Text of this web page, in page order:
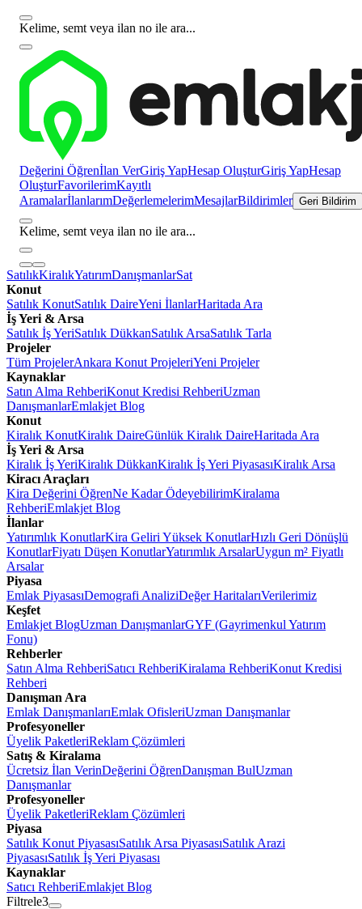
Kelime, semt veya ilan no ile ara...
Değerini Öğrenİlan VerGiriş YapHesap OluşturGiriş YapHesap
OluşturFavorilerimKayıtlı
AramalarİlanlarımDeğerlemelerimMesajlarBildirimler Geri Bildirim
Kelime, semt veya ilan no ile ara...
SatılıkKiralıkYatırımDanışmanlarSat
Konut
Satılık KonutSatılık DaireYeni İlanlarHaritada Ara
İş Yeri & Arsa
Satılık İş YeriSatılık DükkanSatılık ArsaSatılık Tarla
Projeler
Tüm ProjelerAnkara Konut ProjeleriYeni Projeler
Kaynaklar
Satın Alma RehberiKonut Kredisi RehberiUzman
DanışmanlarEmlakjet Blog
Konut
Kiralık KonutKiralık DaireGünlük Kiralık DaireHaritada Ara
İş Yeri & Arsa
Kiralık İş YeriKiralık DükkanKiralık İş Yeri PiyasasıKiralık Arsa
Kiracı Araçları
Kira Değerini ÖğrenNe Kadar ÖdeyebilirimKiralama
RehberiEmlakjet Blog
İlanlar
Yatırımlık KonutlarKira Geliri Yüksek KonutlarHızlı Geri Dönüşlü
KonutlarFiyatı Düşen KonutlarYatırımlık ArsalarUygun m² Fiyatlı
Arsalar
Piyasa
Emlak PiyasasıDemografi AnaliziDeğer HaritalarıVerilerimiz
Keşfet
Emlakjet BlogUzman DanışmanlarGYF (Gayrimenkul Yatırım
Fonu)
Rehberler
Satın Alma RehberiSatıcı RehberiKiralama RehberiKonut Kredisi
Rehberi
Danışman Ara
Emlak DanışmanlarıEmlak OfisleriUzman Danışmanlar
Profesyoneller
Üyelik PaketleriReklam Çözümleri
Satış & Kiralama
Ücretsiz İlan VerinDeğerini ÖğrenDanışman BulUzman
Danışmanlar
Profesyoneller
Üyelik PaketleriReklam Çözümleri
Piyasa
Satılık Konut PiyasasıSatılık Arsa PiyasasıSatılık Arazi
PiyasasıSatılık İş Yeri Piyasası
Kaynaklar
Satıcı RehberiEmlakjet Blog
Filtrele3